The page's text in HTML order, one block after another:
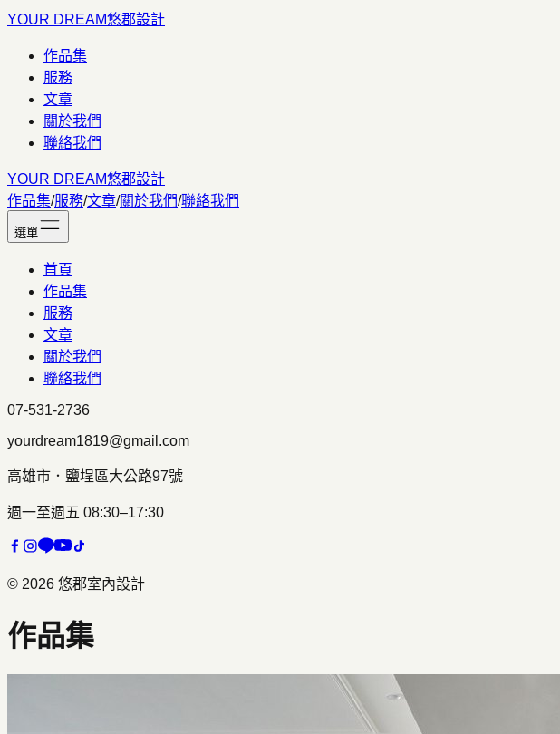
YOUR DREAM悠郡設計
作品集
服務
文章
關於我們
聯絡我們
YOUR DREAM悠郡設計
作品集/服務/文章/關於我們/聯絡我們
選單
首頁
作品集
服務
文章
關於我們
聯絡我們
07-531-2736
yourdream1819@gmail.com
高雄市 ． 鹽埕區大公路97號
週一至週五 08:30–17:30
© 2026 悠郡室內設計
作品集